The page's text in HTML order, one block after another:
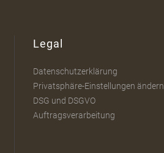
Legal
Datenschutzerklärung
Privatsphäre-Einstellungen ändern
DSG und DSGVO
Auftragsverarbeitung